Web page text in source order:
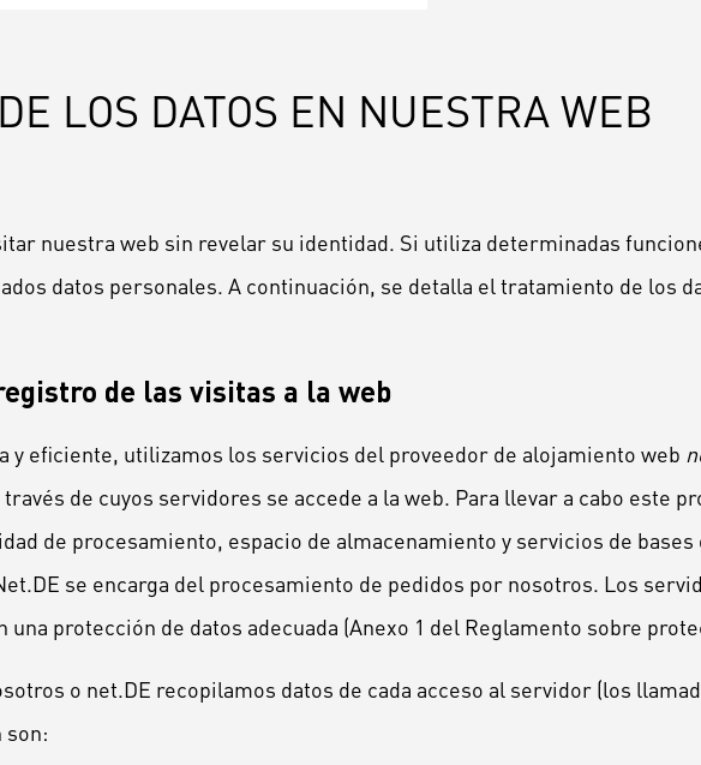
LOS DATOS EN NUESTRA WEB
nuestra web sin revelar su identidad. Si utiliza determinadas
datos personales. A continuación, se detalla el tratamiento de los
de las visitas a la web
y eficiente, utilizamos los servicios del proveedor de alojamiento web
través de cuyos servidores se accede a la web. Para llevar a cabo este
de procesamiento, espacio de almacenamiento y servicios de
se encarga del procesamiento de pedidos por nosotros. Los
una protección de datos adecuada (Anexo 1 del Reglamento sobre
o net.DE recopilamos datos de cada acceso al servidor (los
son: